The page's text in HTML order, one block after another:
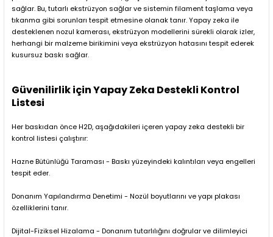
sağlar. Bu, tutarlı ekstrüzyon sağlar ve sistemin filament taşlama veya
tıkanma gibi sorunları tespit etmesine olanak tanır. Yapay zeka ile
desteklenen nozul kamerası, ekstrüzyon modellerini sürekli olarak izler,
herhangi bir malzeme birikimini veya ekstrüzyon hatasını tespit ederek
kusursuz baskı sağlar.
Güvenilirlik için Yapay Zeka Destekli Kontrol
Listesi
Her baskıdan önce H2D, aşağıdakileri içeren yapay zeka destekli bir
kontrol listesi çalıştırır:
Hazne Bütünlüğü Taraması - Baskı yüzeyindeki kalıntıları veya engelleri
tespit eder.
Donanım Yapılandırma Denetimi - Nozül boyutlarını ve yapı plakası
özelliklerini tanır.
Dijital-Fiziksel Hizalama - Donanım tutarlılığını doğrular ve dilimleyici